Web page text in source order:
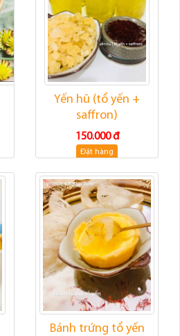
Yến hũ (tổ yến +
saffron)
150.000 đ
Đặt hàng
Bánh trứng tổ yến